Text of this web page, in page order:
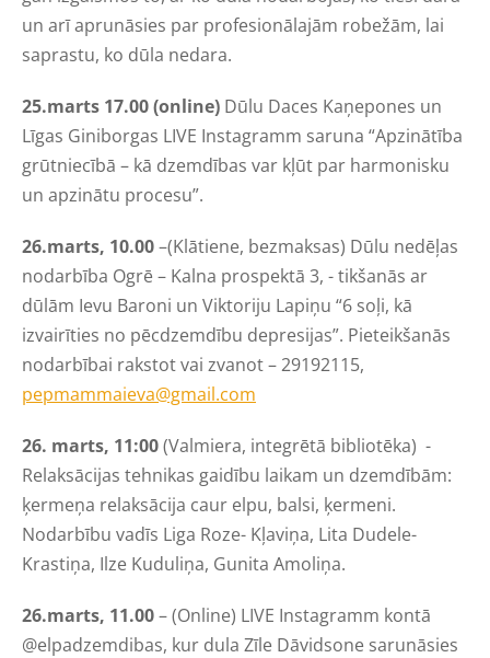
un arī aprunāsies par profesionālajām robežām, lai
saprastu, ko dūla nedara.
25.marts 17.00 (online) Dūlu Daces Kaņepones un
Līgas Giniborgas LIVE Instagramm saruna “Apzinātība
grūtniecībā – kā dzemdības var kļūt par harmonisku
un apzinātu procesu”.
26.marts, 10.00–(Klātiene, bezmaksas) Dūlu nedēļas
nodarbība Ogrē – Kalna prospektā 3, - tikšanās ar
dūlām Ievu Baroni un Viktoriju Lapiņu “6 soļi, kā
izvairīties no pēcdzemdību depresijas”. Pieteikšanās
nodarbībai rakstot vai zvanot – 29192115,
pepmammaieva@gmail.com
26. marts, 11:00(Valmiera, integrētā bibliotēka) -
Relaksācijas tehnikas gaidību laikam un dzemdībām:
ķermeņa relaksācija caur elpu, balsi, ķermeni.
Nodarbību vadīs Liga Roze- Kļaviņa, Lita Dudele-
Krastiņa, Ilze Kuduliņa, Gunita Amoliņa.
26.marts, 11.00– (Online) LIVE Instagramm kontā
@elpadzemdibas, kur dula Zīle Dāvidsone sarunāsies